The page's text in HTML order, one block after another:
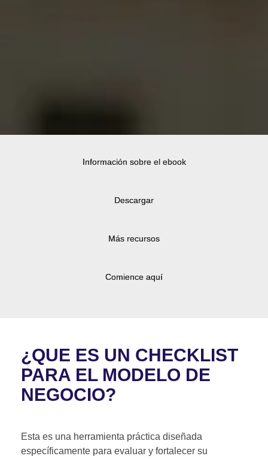
Información sobre el ebook
Descargar
Más recursos
Comience aquí
¿QUE ES UN CHECKLIST
PARA EL MODELO DE
NEGOCIO?
Esta es una herramienta práctica diseñada
específicamente para evaluar y fortalecer su